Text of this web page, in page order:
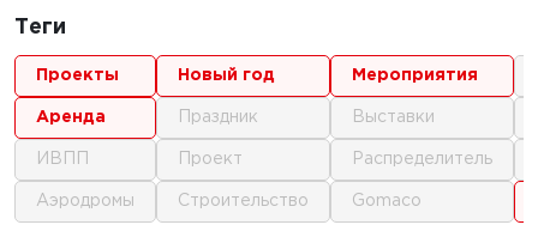
Теги
проекты
аренда
ИВПП
аэродромы
новый год
праздник
проект
строительство
мероприятия
выставки
распределитель
gomaco